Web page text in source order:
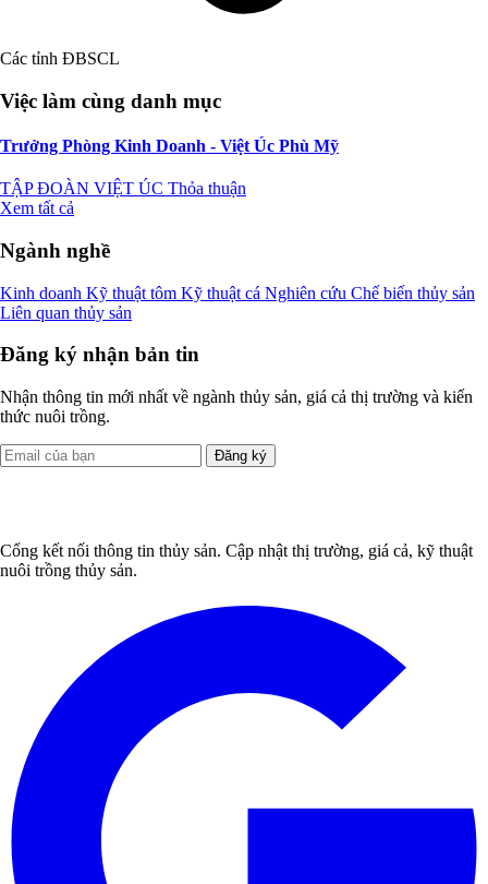
Các tỉnh ĐBSCL
Việc làm cùng danh mục
Trưởng Phòng Kinh Doanh - Việt Úc Phù Mỹ
TẬP ĐOÀN VIỆT ÚC Thỏa thuận
Xem tất cả
Ngành nghề
Kinh doanh Kỹ thuật tôm Kỹ thuật cá Nghiên cứu Chế biến thủy sản
Liên quan thủy sản
Đăng ký nhận bản tin
Nhận thông tin mới nhất về ngành thủy sản, giá cả thị trường và kiến
thức nuôi trồng.
Đăng ký
Cổng kết nối thông tin thủy sản. Cập nhật thị trường, giá cả, kỹ thuật
nuôi trồng thủy sản.